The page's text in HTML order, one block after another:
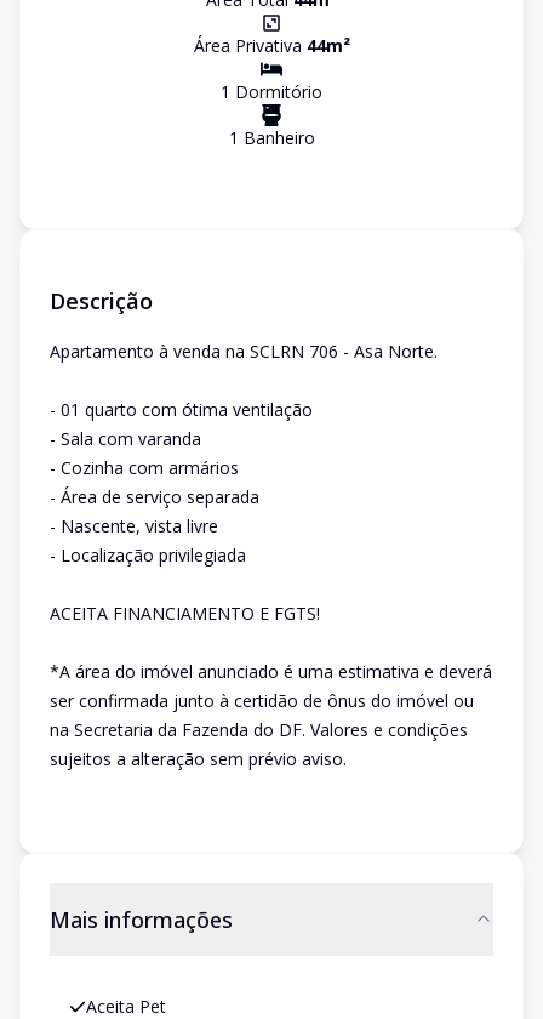
Área Privativa 44m²
1 Dormitório
1 Banheiro
Descrição
Apartamento à venda na SCLRN 706 - Asa Norte.
- 01 quarto com ótima ventilação
- Sala com varanda
- Cozinha com armários
- Área de serviço separada
- Nascente, vista livre
- Localização privilegiada
ACEITA FINANCIAMENTO E FGTS!
*A área do imóvel anunciado é uma estimativa e deverá
ser confirmada junto à certidão de ônus do imóvel ou
na Secretaria da Fazenda do DF. Valores e condições
sujeitos a alteração sem prévio aviso.
Mais informações
Aceita Pet